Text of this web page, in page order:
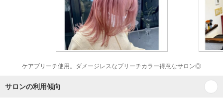
ケアブリーチ使用。ダメージレスなブリーチカラー得意なサロン◎
サロンの利用傾向